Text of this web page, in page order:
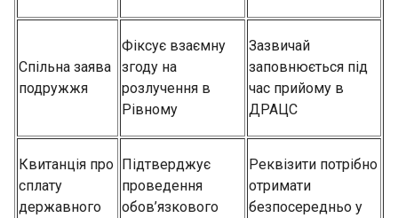
Спільна заява
подружжя
Фіксує взаємну
згоду на
розлучення в
Рівному
Зазвичай
заповнюється під
час прийому в
ДРАЦС
Квитанція про
сплату
державного
Підтверджує
проведення
обов’язкового
Реквізити потрібно
отримати
безпосередньо у